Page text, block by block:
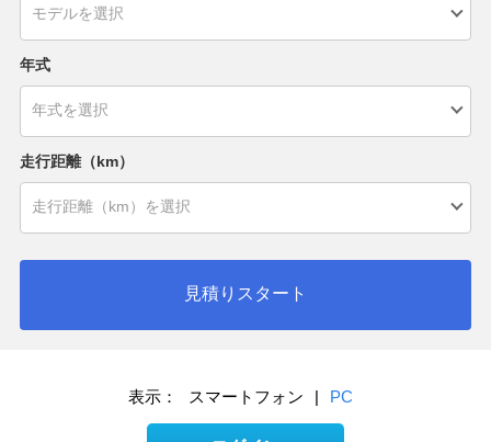
年式
走行距離（km）
見積りスタート
表示： スマートフォン | PC